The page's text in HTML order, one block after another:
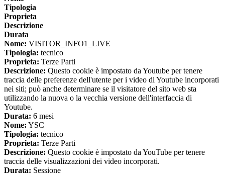
Tipologia
Proprieta
Descrizione
Durata
Nome: VISITOR_INFO1_LIVE
Tipologia: tecnico
Proprieta: Terze Parti
Descrizione: Questo cookie è impostato da Youtube per tenere
traccia delle preferenze dell'utente per i video di Youtube incorporati
nei siti; può anche determinare se il visitatore del sito web sta
utilizzando la nuova o la vecchia versione dell'interfaccia di
Youtube.
Durata: 6 mesi
Nome: YSC
Tipologia: tecnico
Proprieta: Terze Parti
Descrizione: Questo cookie è impostato da YouTube per tenere
traccia delle visualizzazioni dei video incorporati.
Durata: Sessione